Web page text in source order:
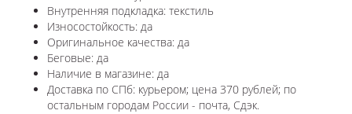
Внутренняя подкладка: текстиль
Износостойкость: да
Оригинальное качества: да
Беговые: да
Наличие в магазине: да
Доставка по СПб: курьером; цена 370 рублей; по
остальным городам России - почта, Сдэк.